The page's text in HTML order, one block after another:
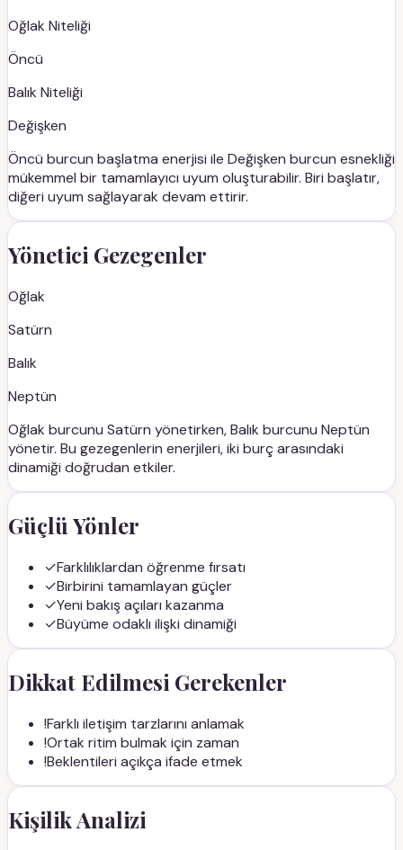
Oğlak Niteliği
Öncü
Balık Niteliği
Değişken
Öncü burcun başlatma enerjisi ile Değişken burcun esnekliği
mükemmel bir tamamlayıcı uyum oluşturabilir. Biri başlatır,
diğeri uyum sağlayarak devam ettirir.
Yönetici Gezegenler
Oğlak
Satürn
Balık
Neptün
Oğlak burcunu Satürn yönetirken,Balık burcunu Neptün
yönetir. Bu gezegenlerin enerjileri, iki burç arasındaki
dinamiği doğrudan etkiler.
Güçlü Yönler
✓Farklılıklardan öğrenme fırsatı
✓Birbirini tamamlayan güçler
✓Yeni bakış açıları kazanma
✓Büyüme odaklı ilişki dinamiği
Dikkat Edilmesi Gerekenler
!Farklı iletişim tarzlarını anlamak
!Ortak ritim bulmak için zaman
!Beklentileri açıkça ifade etmek
Kişilik Analizi